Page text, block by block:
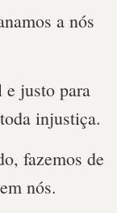
a nós
e justo para
injustiça.
fazemos de
nós.